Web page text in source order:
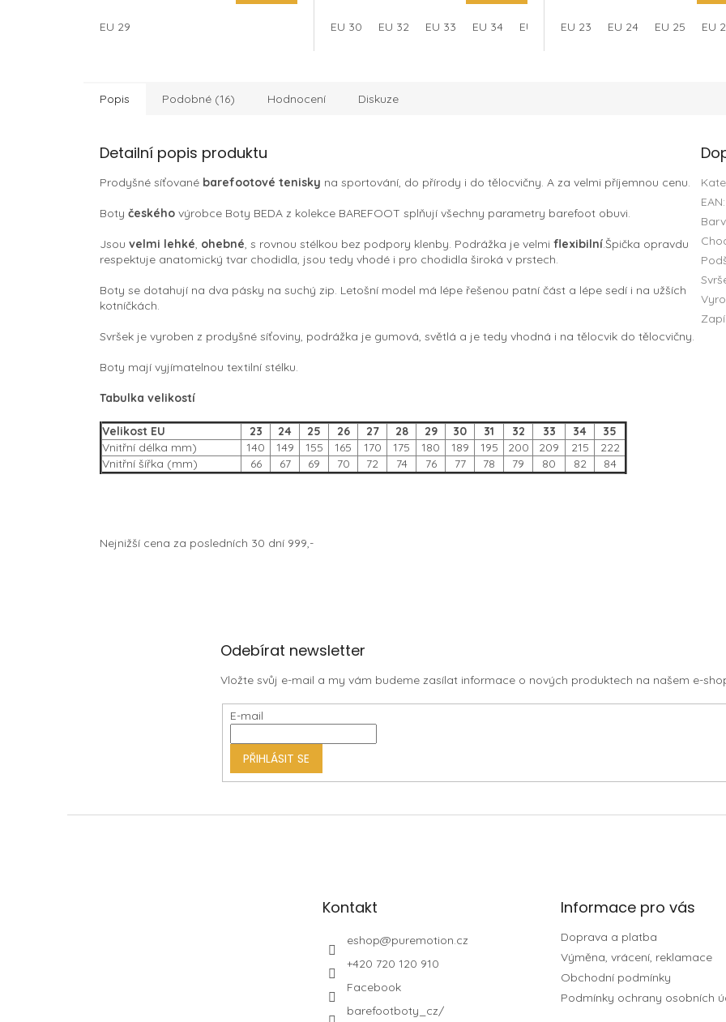
EU 29 EU 30 EU 32 EU 33 EU 34 EU 35 EU 36
EU 23 EU 24 EU 25 EU
Popis Podobné (16) Hodnocení Diskuze
Detailní popis produktu
Prodyšné síťované barefootové tenisky na sportování, do přírody i do tělocvičny. A za velmi příjemnou cenu.
Boty českého výrobce Boty BEDA z kolekce BAREFOOT splňují všechny parametry barefoot obuvi.
Jsou velmi lehké, ohebné, s rovnou stélkou bez podpory klenby. Podrážka je velmi flexibilní.Špička opravdu
respektuje anatomický tvar chodidla, jsou tedy vhodé i pro chodidla široká v prstech.
Boty se dotahují na dva pásky na suchý zip. Letošní model má lépe řešenou patní část a lépe sedí i na užších
kotníčkách.
Svršek je vyroben z prodyšné síťoviny, podrážka je gumová, světlá a je tedy vhodná i na tělocvik do tělocvičny.
Boty mají vyjímatelnou textilní stélku.
Tabulka velikostí
Velikost EU 23 24 25 26 27 28 29 30 31 32 33 34
35
Vnitřní délka mm)
140 149 155 165 170 175 180 189 195 200 209 215
222
Vnitřní šířka (mm)
66 67 69 70 72 74 76 77 78 79 80 82 84
Nejnižší cena za posledních 30 dní 999,-
EAN:
Odebírat newsletter
Vložte svůj e-mail a my vám budeme zasílat informace o nových produktech na našem e-
E-mail
PŘIHLÁSIT SE
Kontakt
eshop@puremotion.cz
+420 720 120 910
Facebook
barefootboty_cz/
Informace pro vás
Doprava a platba
Výměna, vrácení, reklamace
Obchodní podmínky
Podmínky ochrany osobních